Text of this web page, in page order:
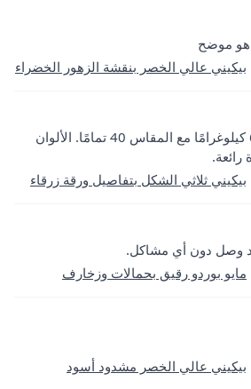
هو موضح
بيكيني عالي الخصر بنقشة الزهور الخضراء
تناسب الوزن 65 كيلوغرامًا مع المقاس 40 تمامًا. الألوان
رائعة.
بيكيني ثلاثي الشكل بتفاصيل ورقة زرقاء
وصل دون أي مشاكل.
مايو بوردو رقيق بحمالات وزخارف
بيكيني عالي الخصر مشدود أسود